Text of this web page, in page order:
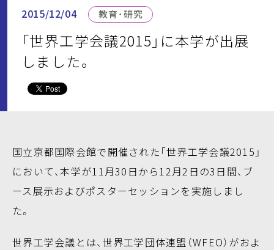
2015/12/04 教育・研究
「世界工学会議2015」に本学が出展
しました。
国立京都国際会館で開催された「世界工学会議2015」
において、本学が11月30日から12月2日の3日間、ブ
ース展示およびポスターセッションを実施しまし
た。
世界工学会議とは、世界工学団体連盟（WFEO）がおよ